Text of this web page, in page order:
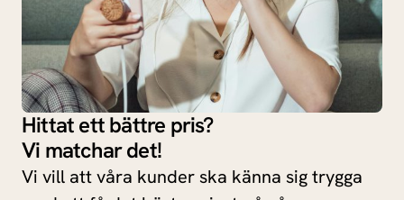
Hittat ett bättre pris?
Vi matchar det!
Vi vill att våra kunder ska känna sig trygga